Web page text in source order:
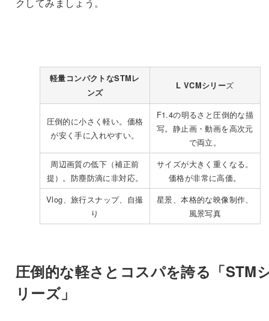
軽量コンパクトなSTMレ
ンズ
L VCMシリーズ
圧倒的に小さく軽い。価格
が安く手に入れやすい。
F1.4の明るさと圧倒的な描
写。静止画・動画を高次元
で両立。
周辺画質の低下（補正前
提）。防塵防滴に非対応。
サイズが大きく重くなる。
価格が非常に高価。
Vlog、旅行スナップ、自撮
り
星景、本格的な映像制作、
風景写真
圧倒的な軽さとコスパを誇る「STM
リーズ」